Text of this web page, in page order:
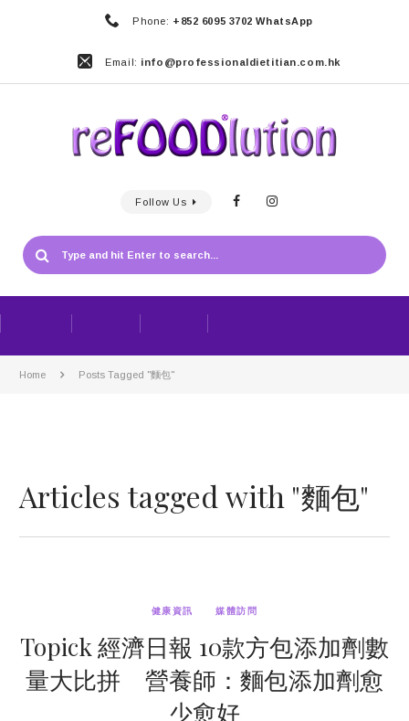
Phone: +852 6095 3702 WhatsApp
Email: info@professionaldietitian.com.hk
Follow Us
Home Posts Tagged "麵包"
Articles tagged with "麵包"
健康資訊 媒體訪問
Topick 經濟日報 10款方包添加劑數
量大比拼 營養師：麵包添加劑愈
少愈好